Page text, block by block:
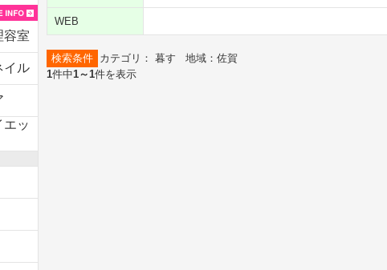
容室
イル
エッ
WEB
検索条件 カテゴリ： 暮す 地域：佐賀
1件中1～1件を表示